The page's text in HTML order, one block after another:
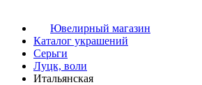
Ювелирный магазин
Каталог украшений
Серьги
Луцк, воли
Итальянская